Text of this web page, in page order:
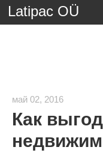
Latipac OÜ
май 02, 2016
Как